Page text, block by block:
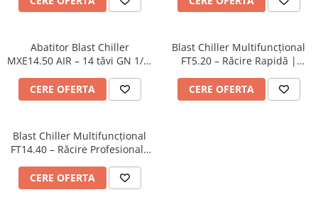
Abatitor Blast Chiller
MXE14.50 AIR – 14 tăvi GN 1/1,
304
CERE OFERTA
Blast Chiller Multifuncțional
FT5.20 – Răcire Rapidă |
CERE OFERTA
Blast Chiller Multifuncțional
FT14.40 – Răcire Profesională
CERE OFERTA